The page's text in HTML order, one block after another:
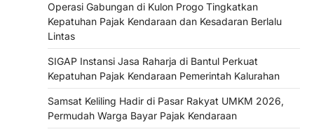
Operasi Gabungan di Kulon Progo Tingkatkan
Kepatuhan Pajak Kendaraan dan Kesadaran Berlalu
Lintas
SIGAP Instansi Jasa Raharja di Bantul Perkuat
Kepatuhan Pajak Kendaraan Pemerintah Kalurahan
Samsat Keliling Hadir di Pasar Rakyat UMKM 2026,
Permudah Warga Bayar Pajak Kendaraan